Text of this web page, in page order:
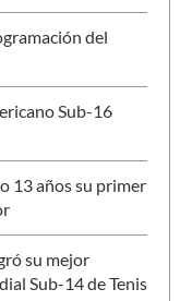
y la deja